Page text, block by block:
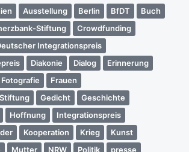
Ausstellung Berlin BfDT
Buch
Stiftung
Crowdfunding
Integrationspreis
Diakonie Dialog
Erinnerung
Fotografie
Frauen
Gedicht
Geschichte
Hoffnung
Integrationspreis
Kooperation Krieg
Kunst
Mutter NRW Politik presse